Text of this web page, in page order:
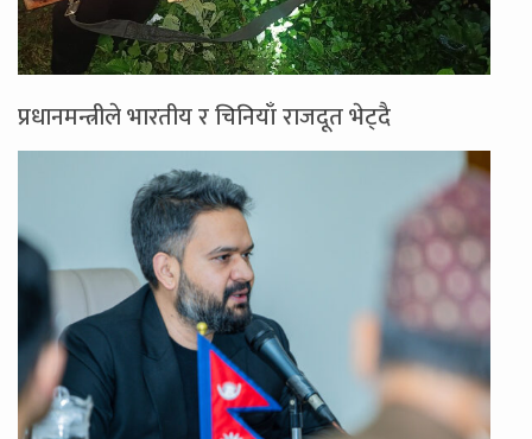
प्रधानमन्त्रीले भारतीय र चिनियाँ राजदूत भेट्दै